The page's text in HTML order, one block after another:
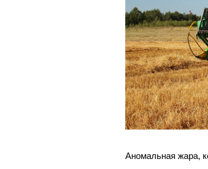
Аномальная жара,